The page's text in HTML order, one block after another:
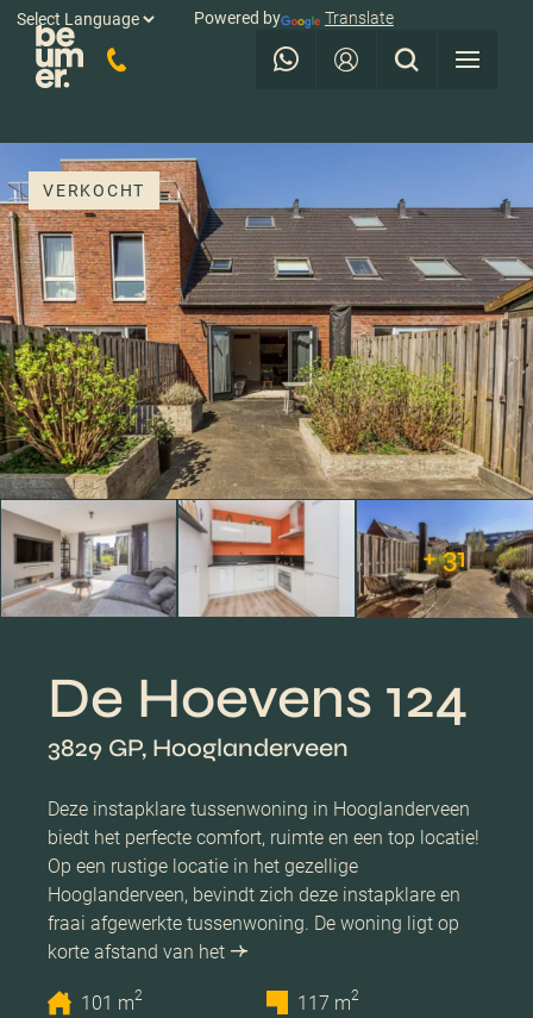
Powered by Translate
VERKOCHT
+ 31
De Hoevens 124
3829 GP, Hooglanderveen
Deze instapklare tussenwoning in Hooglanderveen
biedt het perfecte comfort, ruimte en een top locatie!
Op een rustige locatie in het gezellige
Hooglanderveen, bevindt zich deze instapklare en
fraai afgewerkte tussenwoning. De woning ligt op
korte afstand van het
101 m2 117 m2